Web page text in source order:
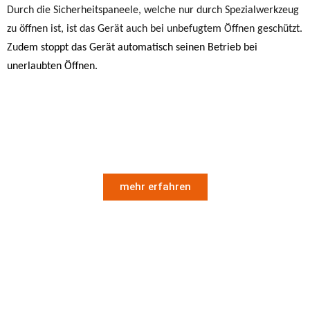
Durch die Sicherheitspaneele, welche nur durch Spezialwerkzeug
zu öffnen ist, ist das Gerät auch bei unbefugtem Öffnen geschützt.
Zudem stoppt das Gerät automatisch seinen Betrieb bei
unerlaubten Öffnen.
mehr erfahren